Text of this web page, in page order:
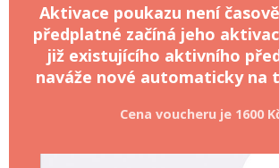
Aktivace poukazu není
předplatné začíná jeho
již existujícího aktivního
naváže nové automaticky na
Cena voucheru je 1600